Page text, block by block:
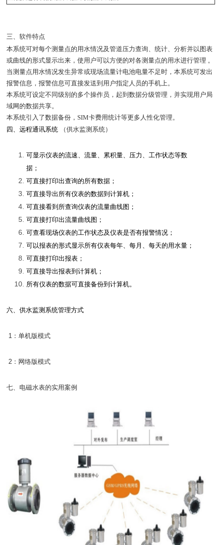
三、软件特点
本系统可对每个测量点的用水情况及管道压力查询、统计、分析并以图表
或曲线的形式显示出来，使用户可以方便的对各测量点的用水进行管理 。
当测量点用水情况发生异常或现场流量计电池电量不足时，本系统可发出
报警信息，报警信息可直接发送到用户指定人员的手机上。
本系统可设定不同级别的多个操作员，起到数据分级管理，并实现用户局
域网的数据共享。
本系统引入了数据备份，SIM卡费用统计等更多人性化管理。
四、远程通讯系统
（供水监测系统）
可显示仪表的流速、流量、累积量、压力、工作状态等数
据；
可直接打印出查询的所有数据；
可直接导出所有仪表的数据到计算机；
可直接看到所查询仪表的流量曲线图；
可直接打印出流量曲线图；
可查看现场仪表的工作状态及仪表是否有报警情况；
可以报表的形式显示所有仪表每年、每月、每天的用水量；
可直接打印出报表；
可直接导出报表到计算机；
所有仪表的数据可直接备份到计算机。
六、供水监测系统管理方式
1：单机版模式
2：网络版模式
七、 电磁水表的实用案例